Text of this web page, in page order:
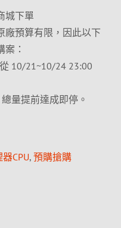
城下單
廠預算有限，因此以下
：
10/21~10/24 23:00
量提前達成即停。
CPU, 預購搶購